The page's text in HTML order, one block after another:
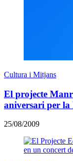
Cultura i Mitjans
El projecte
aniversari per la
25/08/2009